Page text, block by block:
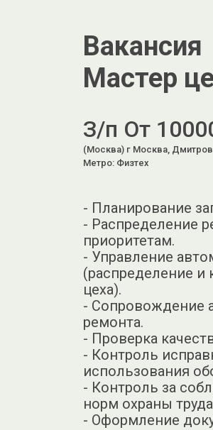
Вакансия
Мастер
З/п От
(Москва) г Москва,
Метро: Физтех
- Планирование
- Распределение
приоритетам.
- Управление
(распределение и
цеха).
- Сопровождение
ремонта.
- Проверка
- Контроль
использования
- Контроль за
норм охраны
- Оформление